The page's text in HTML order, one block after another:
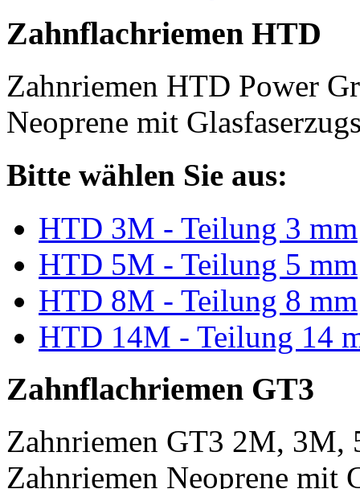
Zahnflachriemen HTD
Zahnriemen HTD Power
Neoprene mit
Bitte wählen Sie aus:
HTD 3M - Teilung 3 mm
HTD 5M - Teilung 5 mm
HTD 8M - Teilung 8 mm
HTD 14M - Teilung 14
Zahnflachriemen GT3
Zahnriemen GT3 2M, 3M,
Zahnriemen Neoprene mit